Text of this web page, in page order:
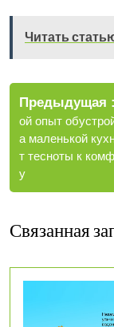
Читать
Навигация
по
записям
Предыдущая
ой опыт
а маленькой
т тесноты к
у
Связанная